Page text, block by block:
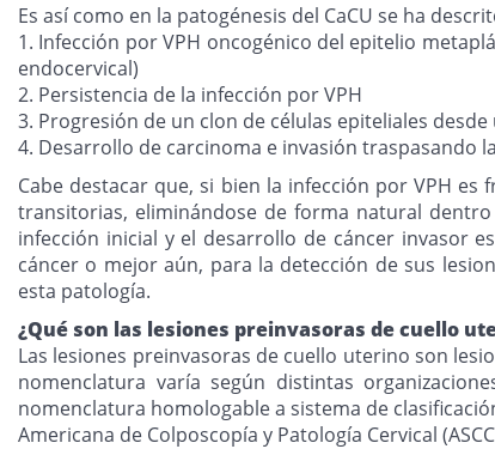
Es así como en la patogénesis del CaCU se ha
1. Infección por VPH oncogénico del epitelio
endocervical)
2. Persistencia de la infección por VPH
3. Progresión de un clon de células epiteliales
4. Desarrollo de carcinoma e invasión traspasando
Cabe destacar que, si bien la infección por VPH
transitorias, eliminándose de forma natural
infección inicial y el desarrollo de cáncer invasor
cáncer o mejor aún, para la detección de sus
esta patología.
¿Qué son las lesiones preinvasoras de cuello
Las lesiones preinvasoras de cuello uterino son
nomenclatura varía según distintas
nomenclatura homologable a sistema de
Americana de Colposcopía y Patología Cervical